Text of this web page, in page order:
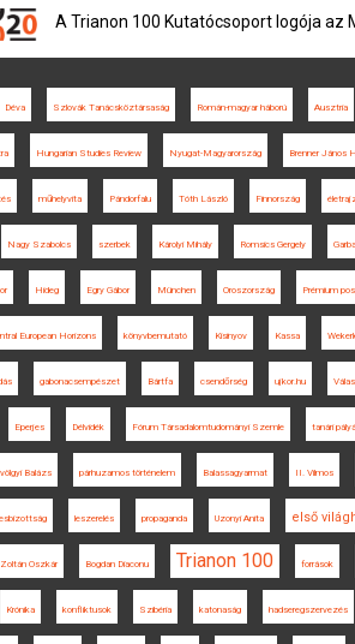
A Trianon 100 Kutatócsoport logója az
Déva Szlovák Tanácsköztársaság Román-magyar háború Ausztria
Hungarian Studies Review Nyugat-Magyarország Brenner János
műhelyvita Pándorfalu Tóth László Finnország
Nagy Szabolcs szerbek Károlyi Mihály Romsics Gergely
Hideg Egry Gábor München Oroszország Prémium
European Horizons könyvbemutató Kisinyov Kassa
gabonacsempészet Bártfa csendőrség ujkor.hu
Eperjes Délvidék Fórum Társadalomtudományi Szemle tanári
Balázs párhuzamos történelem Balassagyarmat II. Vilmos
leszerelés propaganda Uzonyi Anita első
Oszkár Bogdan Diaconu Trianon 100 források
Krónika konfliktusok Szibéria katonaság hadseregszervezés